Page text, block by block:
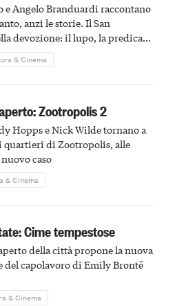
e Angelo Branduardi raccontano
anzi le storie. Il San
devozione: il lupo, la predica
stimmate
& Cinema
Zootropolis 2
Hopps e Nick Wilde tornano a
quartieri di Zootropolis, alle
caso
& Cinema
Cime tempestose
della città propone la nuova
del capolavoro di Emily Brontë
& Cinema